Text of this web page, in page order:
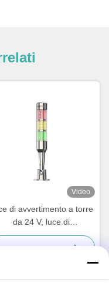
Video
di avvertimento a torre
da 24 V, luce di
a LED a 3
colori per macchinari,
di apparecchiature
Ora Chiacchieri